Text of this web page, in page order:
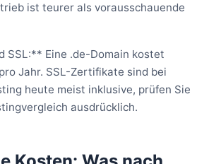
ist teurer als vorausschauende
SSL:** Eine .de-Domain kostet
Jahr. SSL-Zertifikate sind bei
heute meist inklusive, prüfen Sie
ausdrücklich.